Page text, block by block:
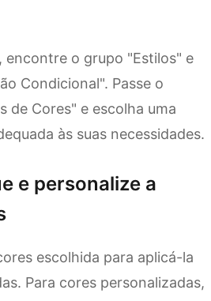
encontre o grupo "Estilos" e
Condicional". Passe o
de Cores" e escolha uma
às suas necessidades.
e personalize a
escolhida para aplicá-la
Para cores personalizadas,